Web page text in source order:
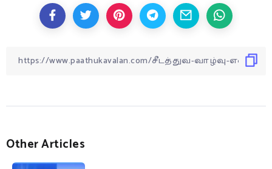
Other Articles